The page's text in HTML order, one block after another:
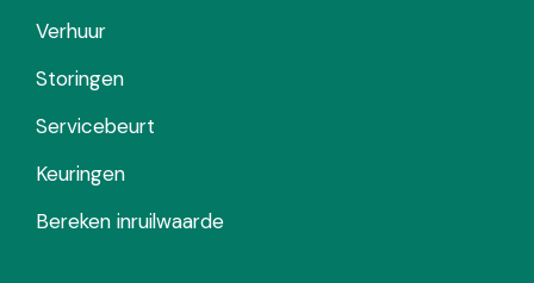
Verhuur
Storingen
Servicebeurt
Keuringen
Bereken inruilwaarde